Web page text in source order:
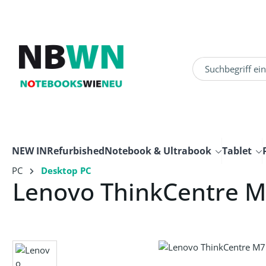
NEW INRefurbishedNotebook & Ultrabook Tablet
PC Desktop PC
Lenovo ThinkCentre
Bildergalerie überspringen